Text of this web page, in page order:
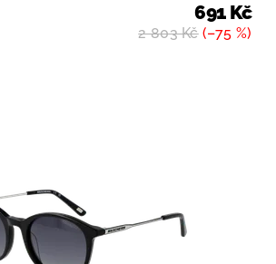
2 803 Kč(–75 %)
691 Kč